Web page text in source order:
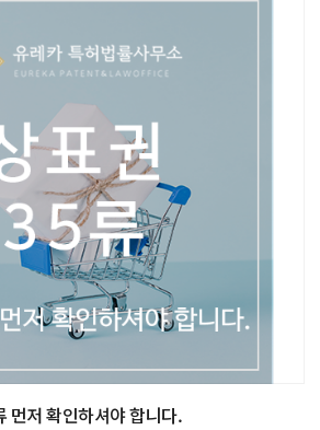
먼저 확인하셔야 합니다.